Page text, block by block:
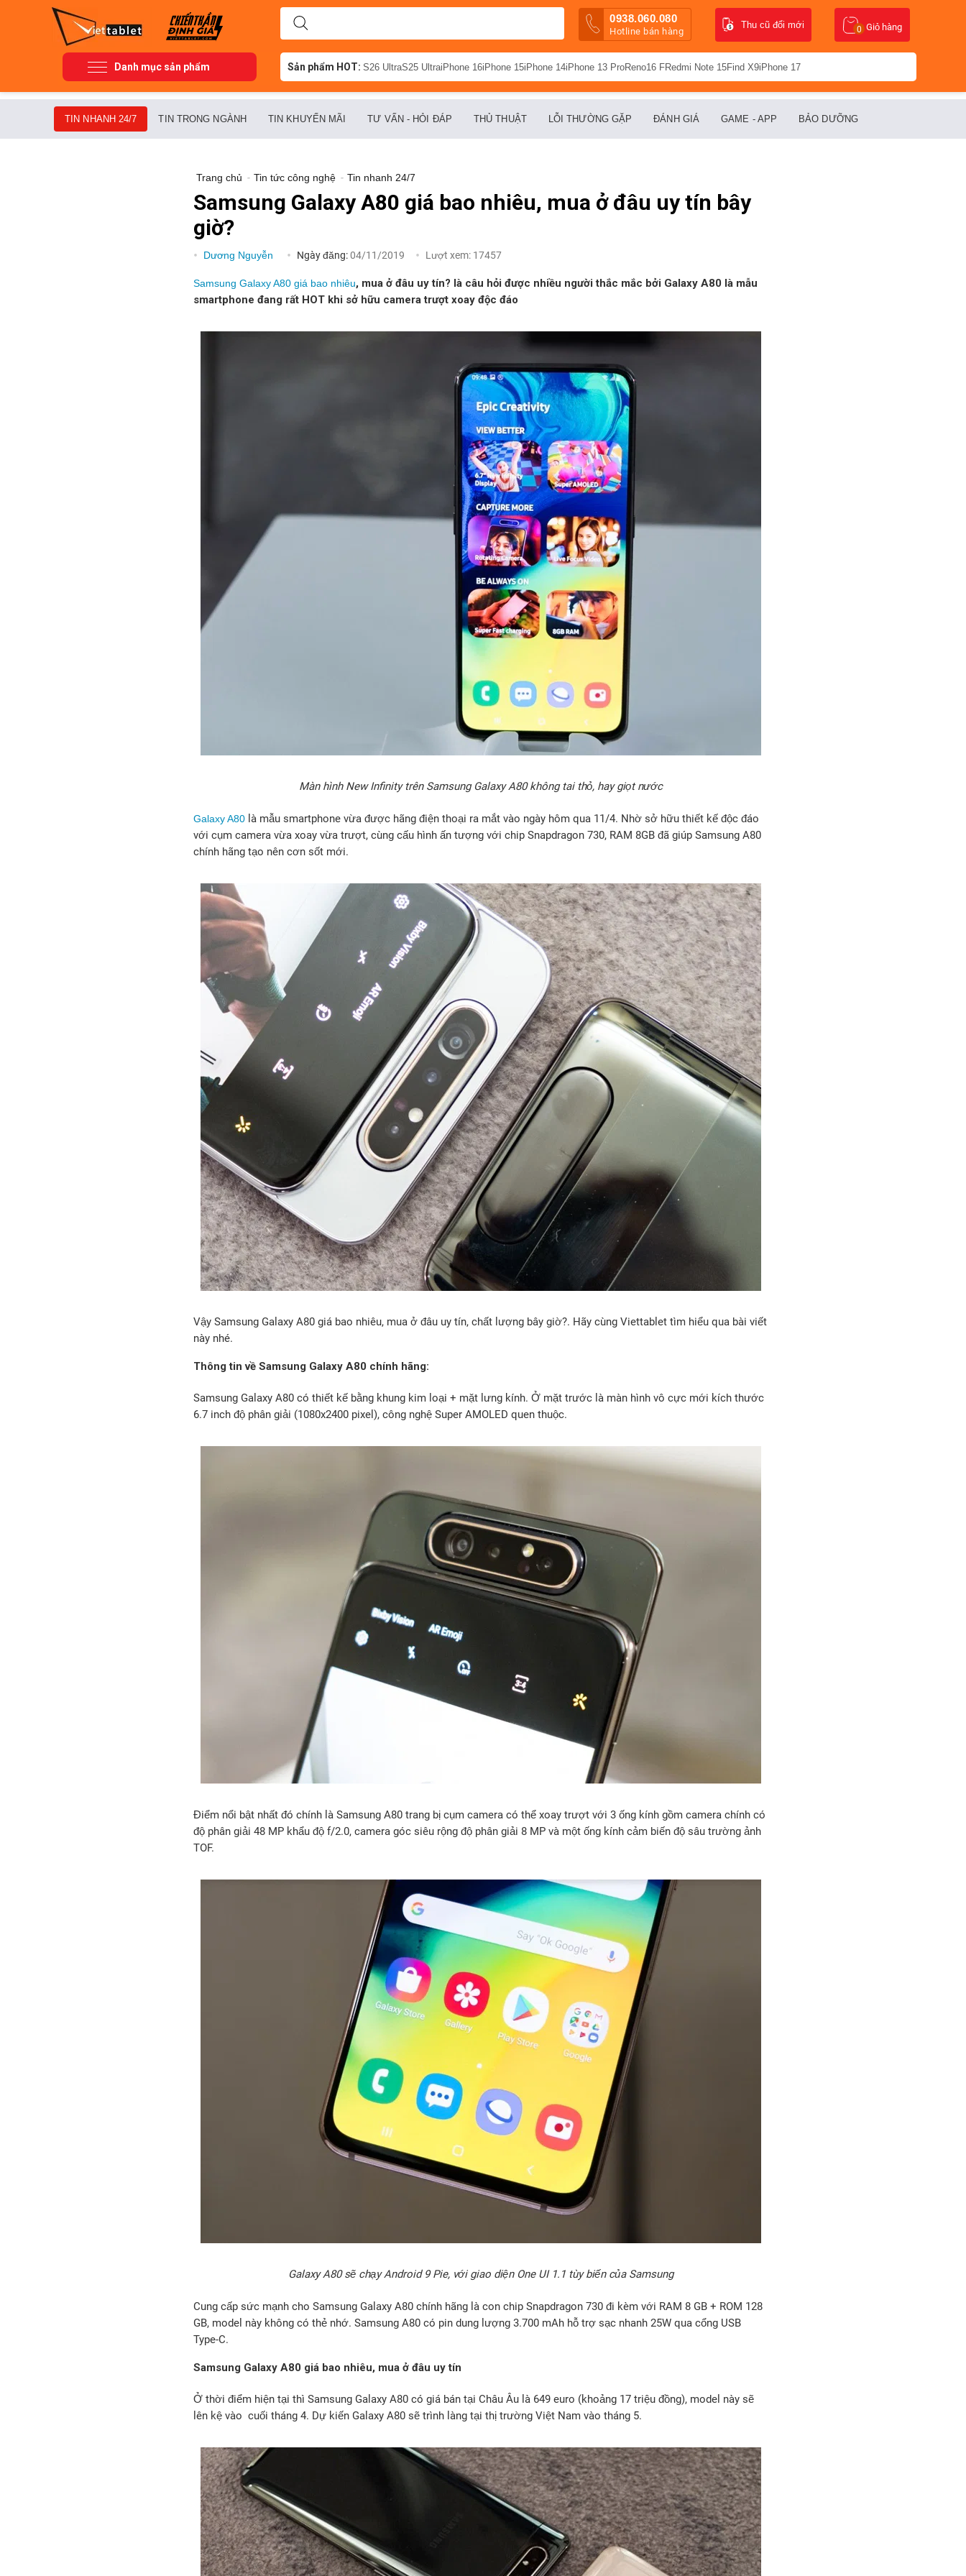
0938.060.080
Hotline bán hàng Giỏ hàng
0
Thu cũ đổi mới
Danh mục sản phẩm Sản phẩm HOT: S26 UltraS25 UltraiPhone 16iPhone 15iPhone 14iPhone 13 ProReno16 FRedmi Note 15Find X9iPhone 17
TIN NHANH 24/7 TIN TRONG NGÀNH TIN KHUYẾN MÃI TƯ VẤN - HỎI ĐÁP THỦ THUẬT LỖI THƯỜNG GẶP ĐÁNH GIÁ GAME - APP BẢO DƯỠNG
Trang chủ - Tin tức công nghệ - Tin nhanh 24/7
Samsung Galaxy A80 giá bao nhiêu, mua ở đâu uy tín bây
giờ?
Dương Nguyễn Ngày đăng:04/11/2019 Lượt xem: 17457
Samsung Galaxy A80 giá bao nhiêu, mua ở đâu uy tín? là câu hỏi được nhiều người thắc mắc bởi Galaxy A80 là mẫu
smartphone đang rất HOT khi sở hữu camera trượt xoay độc đáo
Màn hình New Infinity trên Samsung Galaxy A80 không tai thỏ, hay giọt nước
Galaxy A80 là mẫu smartphone vừa được hãng điện thoại ra mắt vào ngày hôm qua 11/4. Nhờ sở hữu thiết kế độc đáo
với cụm camera vừa xoay vừa trượt, cùng cấu hình ấn tượng với chip Snapdragon 730, RAM 8GB đã giúp Samsung A80
chính hãng tạo nên cơn sốt mới.
Vậy Samsung Galaxy A80 giá bao nhiêu, mua ở đâu uy tín, chất lượng bây giờ?. Hãy cùng Viettablet tìm hiểu qua bài viết
này nhé.
Thông tin về Samsung Galaxy A80 chính hãng:
Samsung Galaxy A80 có thiết kế bằng khung kim loại + mặt lưng kính. Ở mặt trước là màn hình vô cực mới kích thước
6.7 inch độ phân giải (1080x2400 pixel), công nghệ Super AMOLED quen thuộc.
Điểm nổi bật nhất đó chính là Samsung A80 trang bị cụm camera có thể xoay trượt với 3 ống kính gồm camera chính có
độ phân giải 48 MP khẩu độ f/2.0, camera góc siêu rộng độ phân giải 8 MP và một ống kính cảm biến độ sâu trường ảnh
TOF.
Galaxy A80 sẽ chạy Android 9 Pie, với giao diện One UI 1.1 tùy biến của Samsung
Cung cấp sức mạnh cho Samsung Galaxy A80 chính hãng là con chip Snapdragon 730 đi kèm với RAM 8 GB + ROM 128
GB, model này không có thẻ nhớ. Samsung A80 có pin dung lượng 3.700 mAh hỗ trợ sạc nhanh 25W qua cổng USB
Type-C.
Samsung Galaxy A80 giá bao nhiêu, mua ở đâu uy tín
Ở thời điểm hiện tại thì Samsung Galaxy A80 có giá bán tại Châu Âu là 649 euro (khoảng 17 triệu đồng), model này sẽ
lên kệ vào cuối tháng 4. Dự kiến Galaxy A80 sẽ trình làng tại thị trường Việt Nam vào tháng 5.